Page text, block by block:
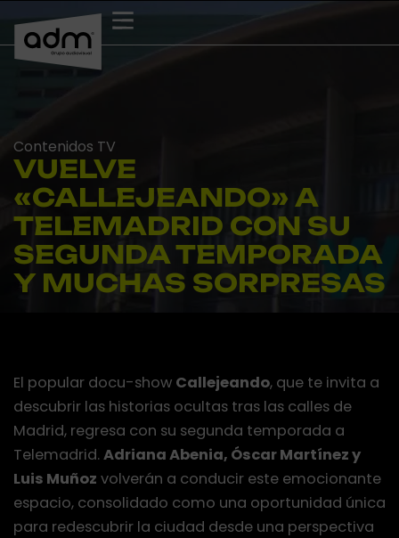
contenido
VUELVE
«CALLEJEANDO» A
TELEMADRID CON SU
SEGUNDA TEMPORADA
Y MUCHAS SORPRESAS
Contenidos TV
El popular docu-show Callejeando, que te invita a
descubrir las historias ocultas tras las calles de
Madrid, regresa con su segunda temporada a
Telemadrid.Adriana Abenia, Óscar Martínez y
Luis Muñoz volverán a conducir este emocionante
espacio, consolidado como una oportunidad única
para redescubrir la ciudad desde una perspectiva